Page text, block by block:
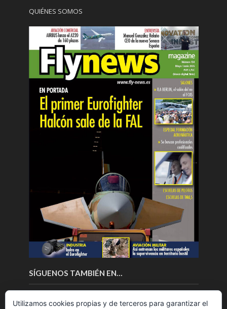
QUIÉNES SOMOS
SÍGUENOS TAMBIÉN EN…
Utilizamos cookies propias y de terceros para garantizar el